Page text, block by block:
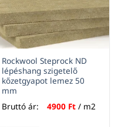
Rockwool Steprock ND
lépéshang szigetelő
kőzetgyapot lemez 50
mm
Bruttó ár:
4900 Ft / m2